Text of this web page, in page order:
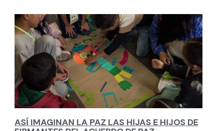
ASÍ IMAGINAN LA PAZ LAS HIJAS E HIJOS DE